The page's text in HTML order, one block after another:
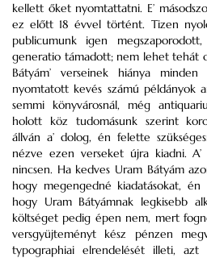
kellett őket nyomtattatni. E’
ez előtt 18 évvel történt. Tizen
publicumunk igen
generatio támadott; nem lehet tehát
Bátyám’ verseinek hiánya
nyomtatott kevés számú példányok
semmi könyvárosnál, még
holott köz tudomásunk szerint
állván a’ dolog, én felette
nézve ezen verseket újra kiadni. A’
nincsen. Ha kedves Uram Bátyám
hogy megengedné kiadatásokat,
hogy Uram Bátyámnak legkisebb
költséget pedig épen nem, mert
versgyüjteményt kész pénzen
typographiai elrendelését illeti, azt